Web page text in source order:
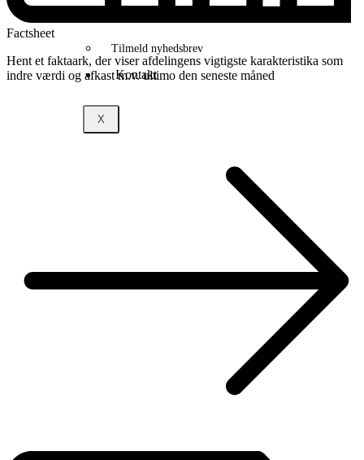
Tilmeld nyhedsbrev
Kontakt
X
Factsheet
Hent et faktaark, der viser afdelingens vigtigste karakteristika som
indre værdi og afkast m.v. ultimo den seneste måned